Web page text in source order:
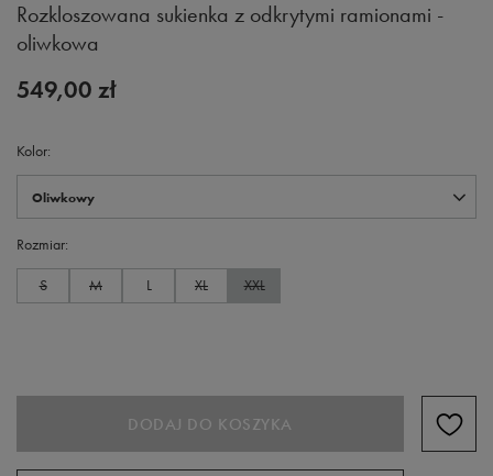
Rozkloszowana sukienka z odkrytymi ramionami -
oliwkowa
Kolor
Oliwkowy
Rozmiar
S M L XL XXL
549,00 zł
DODAJ DO KOSZYKA